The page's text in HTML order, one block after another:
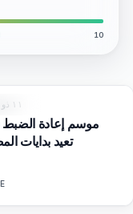
10
المجلة
١١ ذو القعدة ١٤٤٧ هـ
موسم إعادة
تعيد بدايات